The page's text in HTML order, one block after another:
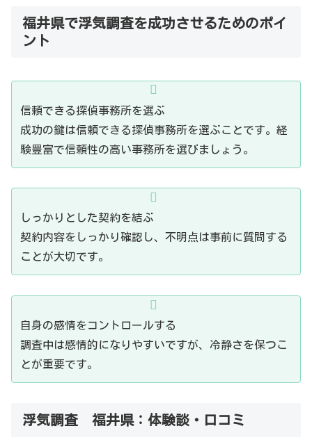
福井県で浮気調査を成功させるためのポイ
ント
信頼できる探偵事務所を選ぶ
成功の鍵は信頼できる探偵事務所を選ぶことです。経
験豊富で信頼性の高い事務所を選びましょう。
しっかりとした契約を結ぶ
契約内容をしっかり確認し、不明点は事前に質問する
ことが大切です。
自身の感情をコントロールする
調査中は感情的になりやすいですが、冷静さを保つこ
とが重要です。
浮気調査 福井県：体験談・口コミ